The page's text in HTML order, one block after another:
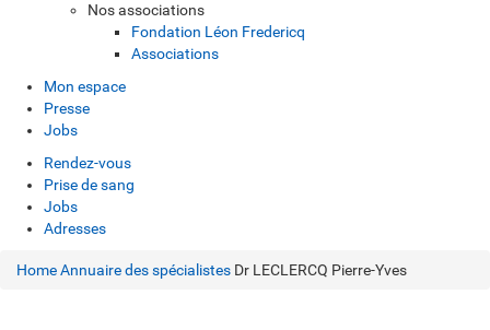
Nos associations
Fondation Léon Fredericq
Associations
Mon espace
Presse
Jobs
Rendez-vous
Prise de sang
Jobs
Adresses
HomeAnnuaire des spécialistes Dr LECLERCQ Pierre-Yves